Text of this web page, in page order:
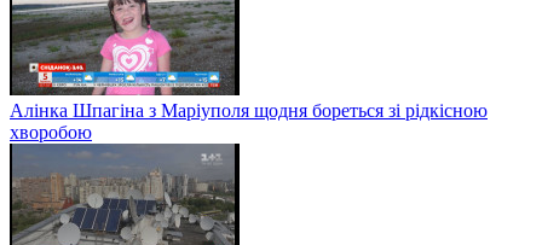
Алінка Шпагіна з Маріуполя щодня бореться зі рідкісною
хворобою